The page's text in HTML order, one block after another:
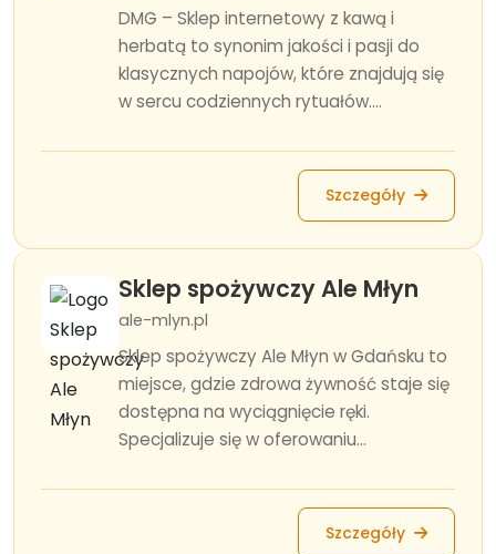
DMG – Sklep internetowy z kawą i
herbatą to synonim jakości i pasji do
klasycznych napojów, które znajdują się
w sercu codziennych rytuałów....
Szczegóły
Sklep spożywczy Ale Młyn
ale-mlyn.pl
Sklep spożywczy Ale Młyn w Gdańsku to
miejsce, gdzie zdrowa żywność staje się
dostępna na wyciągnięcie ręki.
Specjalizuje się w oferowaniu...
Szczegóły